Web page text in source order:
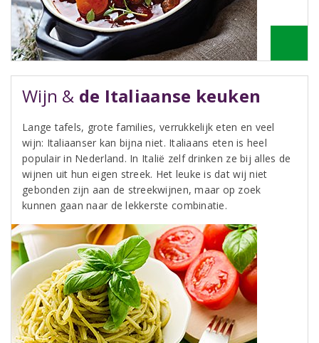
Wijn & de Italiaanse keuken
Lange tafels, grote families, verrukkelijk eten en veel
wijn: Italiaanser kan bijna niet. Italiaans eten is heel
populair in Nederland. In Italië zelf drinken ze bij alles de
wijnen uit hun eigen streek. Het leuke is dat wij niet
gebonden zijn aan de streekwijnen, maar op zoek
kunnen gaan naar de lekkerste combinatie.